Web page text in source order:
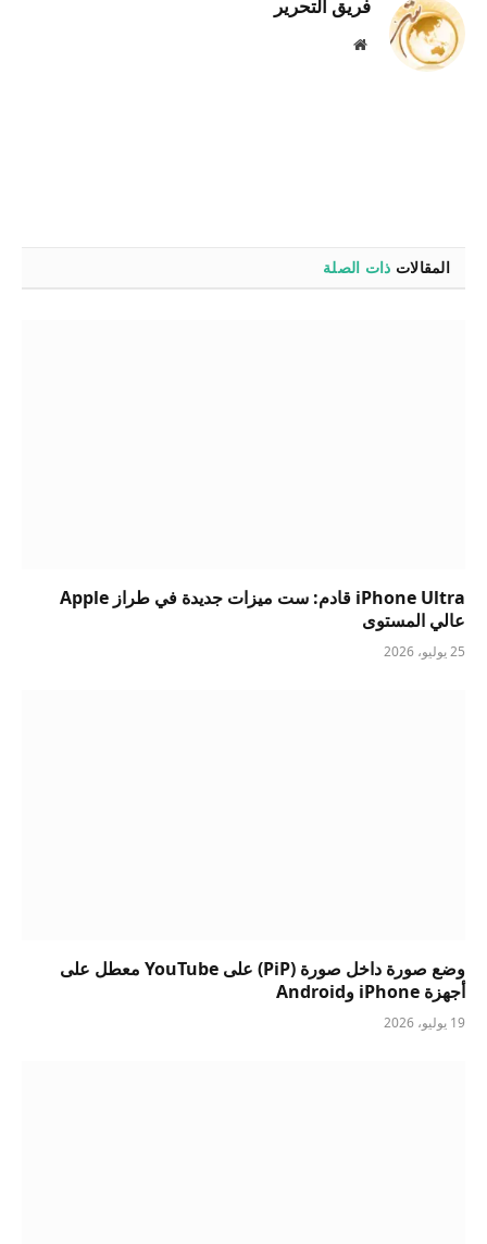
فريق التحرير
موقع
المقالات ذات الصلة
iPhone Ultra قادم: ست ميزات جديدة في طراز Apple
عالي المستوى
25 يوليو، 2026
وضع صورة داخل صورة (PiP) على YouTube معطل على
أجهزة iPhone وAndroid
19 يوليو، 2026